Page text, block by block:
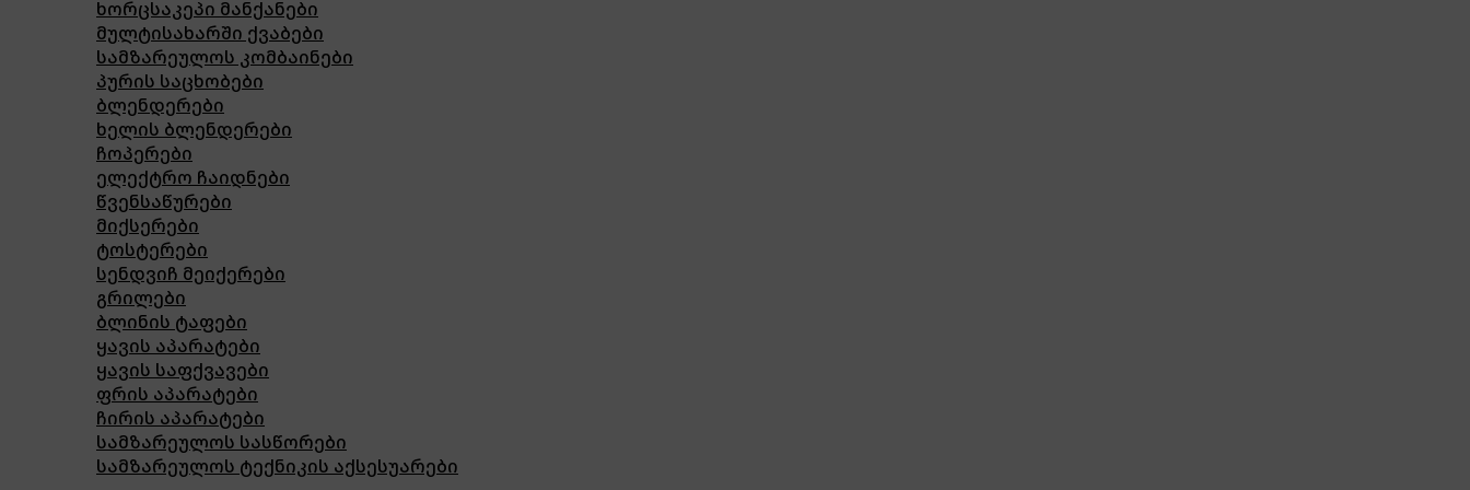
ხორცსაკეპი მანქანები
მულტისახარში ქვაბები
სამზარეულოს კომბაინები
პურის საცხობები
ბლენდერები
ხელის ბლენდერები
ჩოპერები
ელექტრო ჩაიდნები
წვენსაწურები
მიქსერები
ტოსტერები
სენდვიჩ მეიქერები
გრილები
ბლინის ტაფები
ყავის აპარატები
ყავის საფქვავები
ფრის აპარატები
ჩირის აპარატები
სამზარეულოს სასწორები
სამზარეულოს ტექნიკის აქსესუარები